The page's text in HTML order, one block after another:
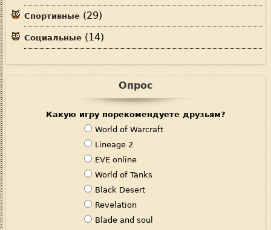
Спортивные (29)
Социальные (14)
Опрос
Какую игру порекомендуете друзьям?
В
а
р
и
а
н
т
World of Warcraft
Lineage 2
EVE online
World of Tanks
Black Desert
Revelation
Blade and soul